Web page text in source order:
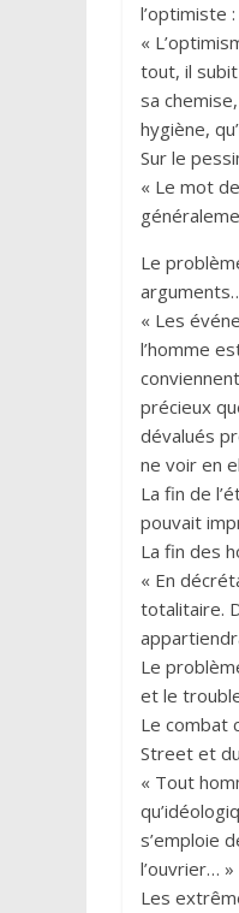
l’optimiste :
«
tout, il
sa
hygiène,
Sur le
« Le mot
Le
« Les
l’homme
précieux
dévalués
ne voir en
La fin de
pouvait
La fin des
« En
totalitaire.
Le
et le
Le combat
Street et
« Tout
s’emploie
l’ouvrier… »
Les